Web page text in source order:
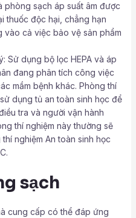
phòng sạch áp suất âm được
thuốc độc hại, chẳng hạn
vào cả việc bảo vệ sản phẩm
Sử dụng bộ lọc HEPA và áp
đang phân tích công việc
mầm bệnh khác. Phòng thí
dụng tủ an toàn sinh học để
tra và người vận hành
thí nghiệm này thường sẽ
nghiệm An toàn sinh học
sạch
cung cấp có thể đáp ứng